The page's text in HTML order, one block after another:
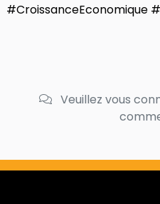
#CroissanceEconomique
Veuillez vous